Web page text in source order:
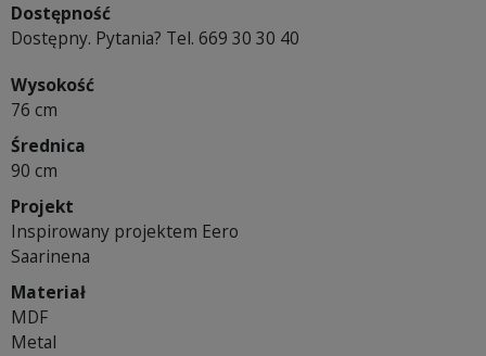
Dostępność
Dostępny. Pytania? Tel. 669 30 30 40
Wysokość
76 cm
Średnica
90 cm
Projekt
Inspirowany projektem Eero
Saarinena
Materiał
MDF
Metal